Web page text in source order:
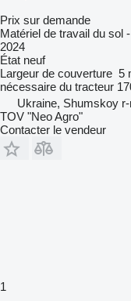
Prix sur demande
Matériel de travail du sol
2024
État neuf
Largeur de couverture 5
nécessaire du tracteur
Ukraine, Shumskoy
TOV "Neo Agro"
Contacter le vendeur
1